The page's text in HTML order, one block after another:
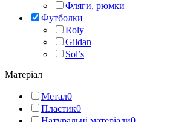
Фляги, рюмки
Футболки
Roly
Gildan
Sol’s
Матеріал
Метал0
Пластик0